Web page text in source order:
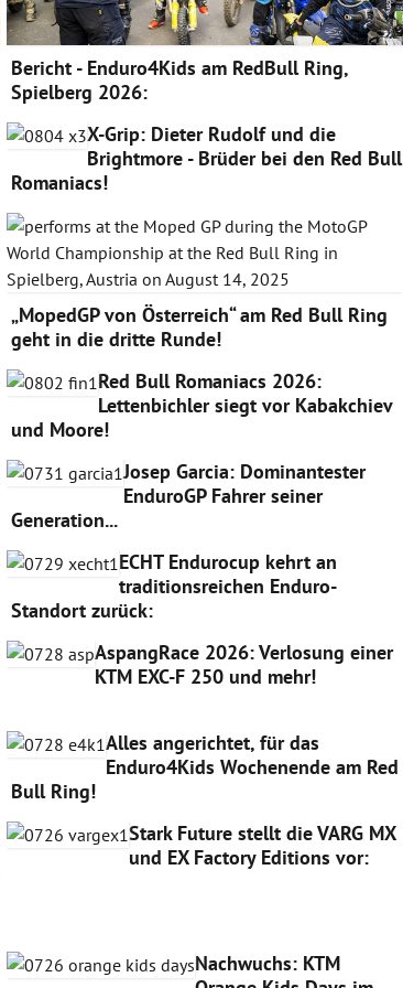
Bericht - Enduro4Kids am RedBull Ring,
Spielberg 2026:
X-Grip: Dieter Rudolf und die
Brightmore - Brüder bei den Red Bull
Romaniacs!
„MopedGP von Österreich“ am Red Bull Ring
geht in die dritte Runde!
Red Bull Romaniacs 2026:
Lettenbichler siegt vor Kabakchiev
und Moore!
Josep Garcia: Dominantester
EnduroGP Fahrer seiner
Generation...
ECHT Endurocup kehrt an
traditionsreichen Enduro-
Standort zurück:
AspangRace 2026: Verlosung einer
KTM EXC-F 250 und mehr!
Alles angerichtet, für das
Enduro4Kids Wochenende am Red
Bull Ring!
Stark Future stellt die VARG MX
und EX Factory Editions vor:
Nachwuchs: KTM